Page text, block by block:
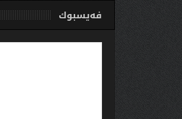
فەیسبوك